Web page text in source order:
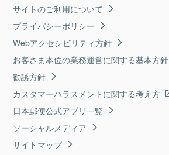
サイトのご利用について
プライバシーポリシー
Webアクセシビリティ方針
お客さま本位の業務運営に関する基本方針
勧誘方針
カスタマーハラスメントに関する考え方
日本郵便公式アプリ一覧
ソーシャルメディア
サイトマップ